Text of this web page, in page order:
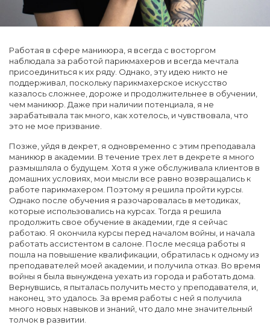
Работая в сфере маникюра, я всегда с восторгом
наблюдала за работой парикмахеров и всегда мечтала
присоединиться к их ряду. Однако, эту идею никто не
поддерживал, поскольку парикмахерское искусство
казалось сложнее, дороже и продолжительнее в обучении,
чем маникюр. Даже при наличии потенциала, я не
зарабатывала так много, как хотелось, и чувствовала, что
это не мое призвание.
Позже, уйдя в декрет, я одновременно с этим преподавала
маникюр в академии. В течение трех лет в декрете я много
размышляла о будущем. Хотя я уже обслуживала клиентов в
домашних условиях, мои мысли все равно возвращались к
работе парикмахером. Поэтому я решила пройти курсы.
Однако после обучения я разочаровалась в методиках,
которые использовались на курсах. Тогда я решила
продолжить свое обучение в академии, где я сейчас
работаю. Я окончила курсы перед началом войны, и начала
работать ассистентом в салоне. После месяца работы я
пошла на повышение квалификации, обратилась к одному из
преподавателей моей академии, и получила отказ. Во время
войны я была вынуждена уехать из города и работать дома.
Вернувшись, я пыталась получить место у преподавателя, и,
наконец, это удалось. За время работы с ней я получила
много новых навыков и знаний, что дало мне значительный
толчок в развитии.